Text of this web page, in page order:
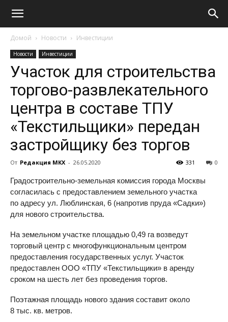
Домой Новости Инвестиции
Новости Инвестиции
Участок для строительства
торгово-развлекательного
центра в составе ТПУ
«Текстильщики» передан
застройщику без торгов
От Редакция МКХ - 26.05.2020 0
331
Градостроительно-земельная комиссия города Москвы
согласилась с предоставлением земельного участка
по адресу ул. Люблинская, 6 (напротив пруда «Садки»)
для нового строительства.
На земельном участке площадью 0,49 га возведут
торговый центр с многофункциональным центром
предоставления государственных услуг. Участок
предоставлен ООО «ТПУ «Текстильщики» в аренду
сроком на шесть лет без проведения торгов.
Поэтажная площадь нового здания составит около
8 тыс. кв. метров.